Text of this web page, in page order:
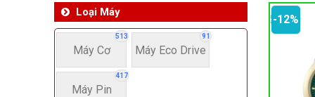
Loại Máy
513
Máy Cơ
91
Máy Eco Drive
417
Máy Pin
-12%